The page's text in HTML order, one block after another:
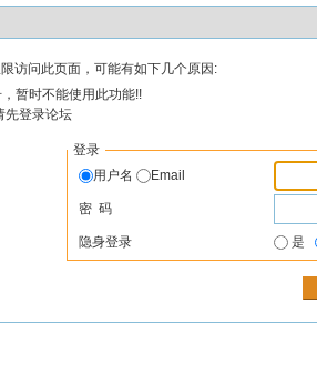
访问此页面，可能有如下几个原因:
暂时不能使用此功能!!
先登录论坛
登录
用户名
Email
密 码
隐身登录 是